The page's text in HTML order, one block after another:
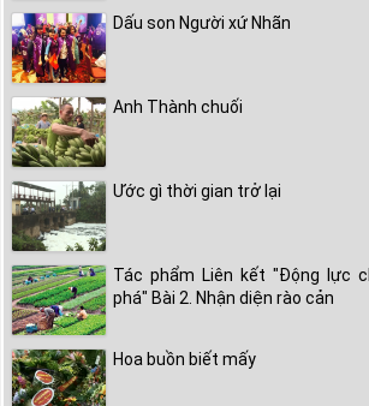
Dấu son Người xứ Nhãn
Anh Thành chuối
Ước gì thời gian trở lại
Tác phẩm Liên kết "Động lực
phá" Bài 2. Nhận diện rào cản
Hoa buồn biết mấy